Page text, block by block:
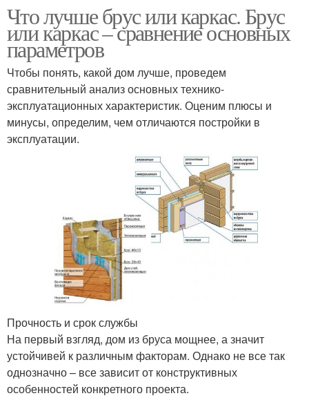
Что лучше брус или каркас. Брус
или каркас – сравнение основных
параметров
Чтобы понять, какой дом лучше, проведем
сравнительный анализ основных технико-
эксплуатационных характеристик. Оценим плюсы и
минусы, определим, чем отличаются постройки в
эксплуатации.
Прочность и срок службы
На первый взгляд, дом из бруса мощнее, а значит
устойчивей к различным факторам. Однако не все так
однозначно – все зависит от конструктивных
особенностей конкретного проекта.